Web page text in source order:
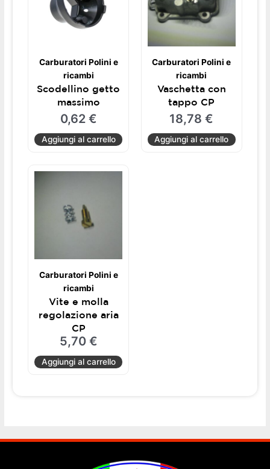
Carburatori Polini e
ricambi
Scodellino getto
massimo
0,62 €
Aggiungi al carrello
Carburatori Polini e
ricambi
Vaschetta con
tappo CP
18,78€
Aggiungi al carrello
Carburatori Polini e
ricambi
Vite e molla
regolazione aria
CP
5,70 €
Aggiungi al carrello